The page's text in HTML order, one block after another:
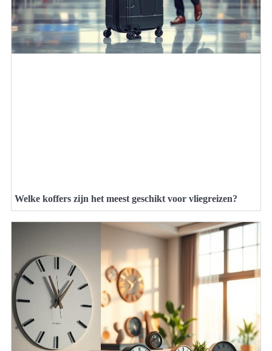
Welke koffers zijn het meest geschikt voor vliegreizen?